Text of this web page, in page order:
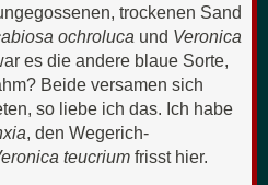
trockenen Sand
ochroluca und Veronica
es die andere blaue Sorte,
Beide versamen sich
so liebe ich das. Ich habe
, den Wegerich-
teucrium frisst hier.